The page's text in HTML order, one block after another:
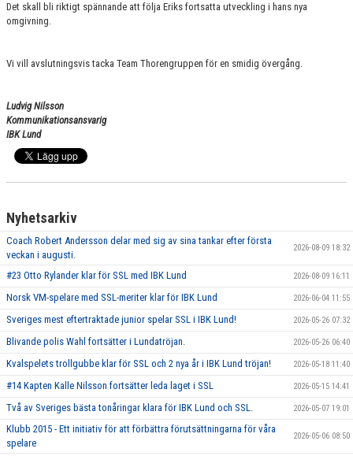
Det skall bli riktigt spännande att följa Eriks fortsatta utveckling i hans nya
omgivning.
Vi vill avslutningsvis tacka Team Thorengruppen för en smidig övergång.
Ludvig Nilsson
Kommunikationsansvarig
IBK Lund
Nyhetsarkiv
Coach Robert Andersson delar med sig av sina tankar efter första
veckan i augusti.
2026-08-09 18:32
#23 Otto Rylander klar för SSL med IBK Lund 2026-08-09 16:11
Norsk VM-spelare med SSL-meriter klar för IBK Lund 2026-06-04 11:55
Sveriges mest eftertraktade junior spelar SSL i IBK Lund! 2026-05-26 07:32
Blivande polis Wahl fortsätter i Lundatröjan. 2026-05-26 06:40
Kvalspelets trollgubbe klar för SSL och 2 nya år i IBK Lund tröjan! 2026-05-18 11:40
#14 Kapten Kalle Nilsson fortsätter leda laget i SSL 2026-05-15 14:41
Två av Sveriges bästa tonåringar klara för IBK Lund och SSL. 2026-05-07 19:01
Klubb 2015 - Ett initiativ för att förbättra förutsättningarna för våra
spelare
2026-05-06 08:50